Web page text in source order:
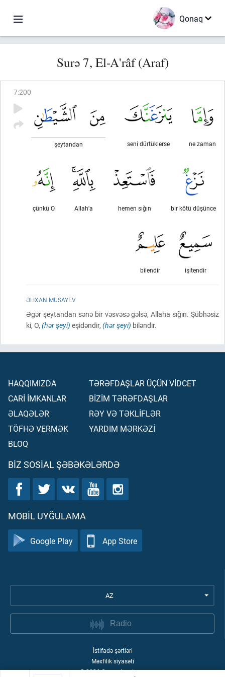
Qonaq
Surə 7, El-A'râf (Araf)
7:200
ne zaman
seni dürtüklerse
şeytandan
bir kötü düşünce
hemen sığın
Allah'a
çünkü O
işitendir
bilendir
ƏLIXAN MUSAYEV
Əgər şeytandan sənə bir vəsvəsə gəlsə, Allaha sığın. Şübhəsiz
ki, O, (hər şeyi) eşidəndir, (hər şeyi) biləndir.
HAQQIMIZDA
CARİ İMKANLAR
ƏLAQƏLƏR
TÖFHƏ VERMƏK
BLOQ
TƏRƏFDAŞLAR ÜÇÜN VİDCET
BİZİM TƏRƏFDAŞLAR
RƏY VƏ TƏKLİFLƏR
YARDIM MƏRKƏZİ
BIZ SOSIAL ŞƏBƏKƏLƏRDƏ
MOBIL UYĞULAMA
Google Play App Store
AZ
Radio
İstifadə şərtləri
Məxfilik siyasəti
©2026Quran Academy